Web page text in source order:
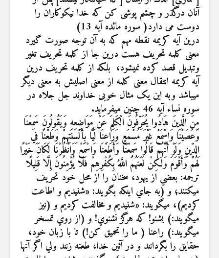
آنان درگذر و چشم پوشى كن كه خدا نيكوكاران را
دوست مى دارد( سوره مائده آیه 13)
درین آیه کریمه نقطه مهم که به آن توجه صورت گیرد
معنی کلمه تحریف هست درین جا از کلمه تحریف تغیر
وتبدیل قصد کرده نمیشود، بلکه از کلمه تحریف درین
آیه کریمه انتقال معنی کلمه از معنی اصلیش به معنی دیگر
میباشد وبه این یک مثال خوبی خداوند جل جلاه در
سوره نساء آیه 46 چنین میفرماید.
مِنَ الَّذِينَ هَادُوا يُحَرِّفُونَ الْكَلِمَ عَنْ مَوَاضِعِهِ وَيَقُولُونَ سَمِعْنَا
وَعَصَيْنَا وَاسْمَعْ غَيْرَ مُسْمَعٍ وَرَاعِنَا لَيًّا بِأَلْسِنَتِهِمْ وَطَعْنًا فِي
الدِّينِ وَلَوْ أَنَّهُمْ قَالُوا سَمِعْنَا وَأَطَعْنَا وَاسْمَعْ وَانْظُرْنَا لَكَانَ خَيْرًا
لَهُمْ وَأَقْوَمَ وَلَكِنْ لَعَنَهُمُ اللَّهُ بِكُفْرِهِمْ فَلَا يُؤْمِنُونَ إِلَّا قَلِيلًا
ترجمه: بعضي از يهود، سخنان را از محل خود تحريف
مي‏كنند؛ و (به جاي اينكه بگويند: «شنيديم و اطاعت
كرديم)، مي‏گويند: «شنيديم و مخالفت كرديم و (نيز
مي‏گويند:) بشنو! كه هرگز نشنوي! و (از روي تمسخر
مي‏گويند:) راعنا ( ما را تحميق كن!) تا با زبان خود،
حقايق را بگردانند و در آئين خدا، طعنه زنند ولي اگر آنها